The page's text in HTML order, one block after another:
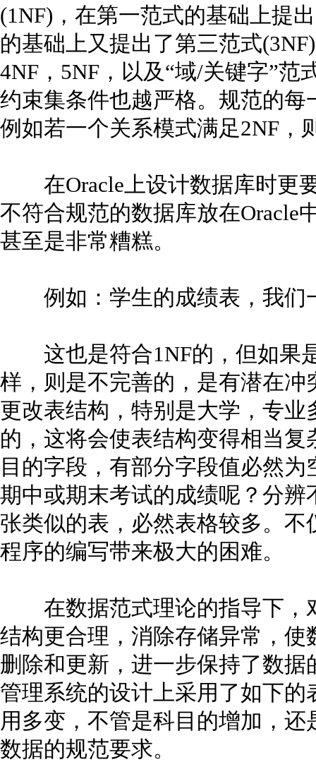
(1NF)，在第一范式的基础上提
的基础上又提出了第三范式
4NF，5NF，以及“域/关键字”
约束集条件也越严格。规范的
例如若一个关系模式满足2NF，
在Oracle上设计数据库时更
不符合规范的数据库放在Oracle
甚至是非常糟糕。
例如：学生的成绩表，我们
这也是符合1NF的，但如果
样，则是不完善的，是有潜在
更改表结构，特别是大学，专
的，这将会使表结构变得相当
目的字段，有部分字段值必然
期中或期末考试的成绩呢？分
张类似的表，必然表格较多。
程序的编写带来极大的困难。
在数据范式理论的指导下，
结构更合理，消除存储异常，
删除和更新，进一步保持了数
管理系统的设计上采用了如下
用多变，不管是科目的增加，
数据的规范要求。